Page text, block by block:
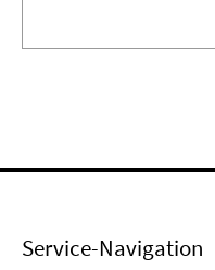
Service-Navigation